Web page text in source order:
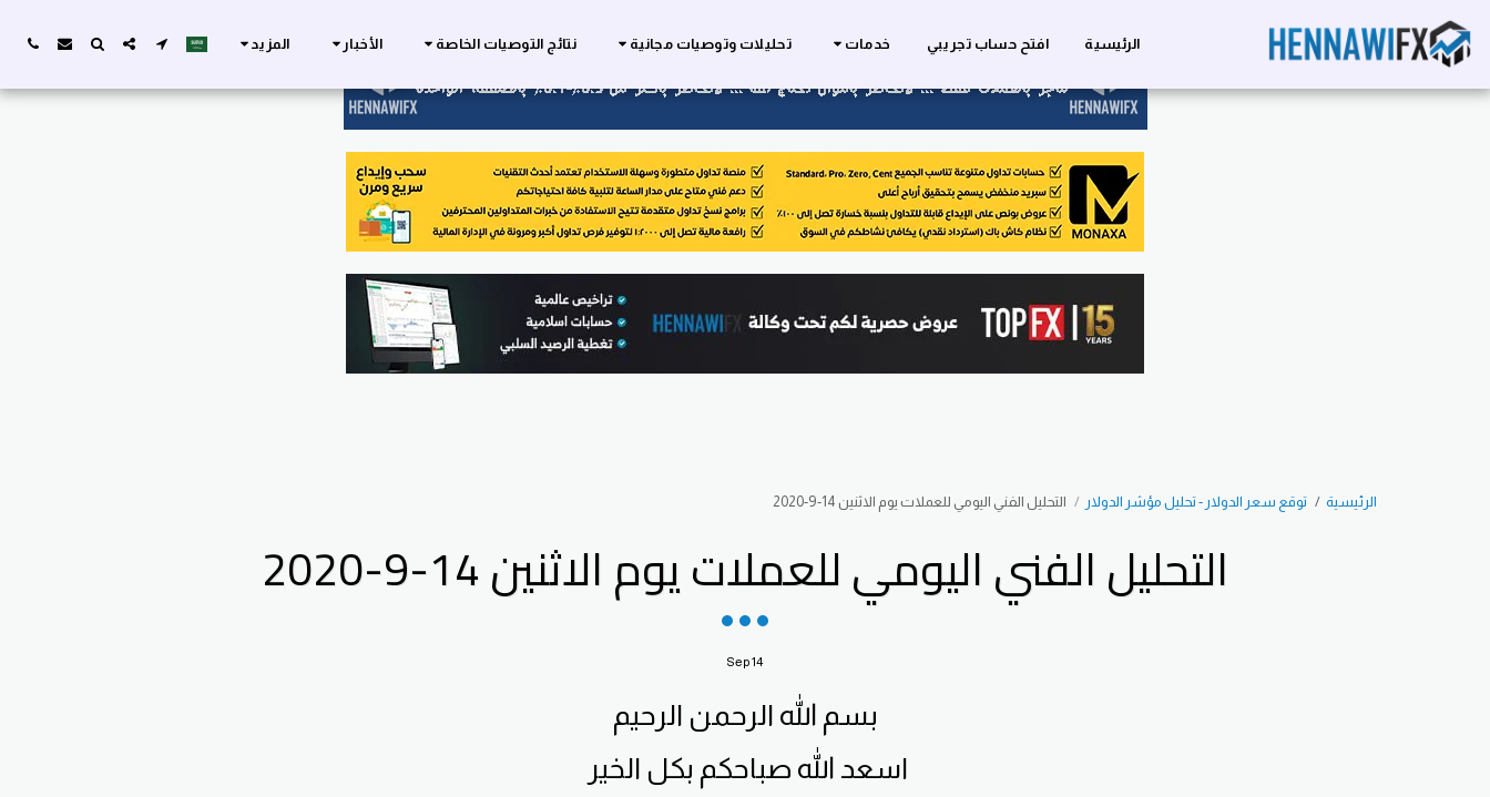
الرئيسية افتح حساب تجريبي خدمات تحليلات وتوصيات مجانية نتائج التوصيات الخاصة الأخبار المزيد
الرئيسية توقع سعر الدولار - تحليل مؤشر الدولار التحليل الفني اليومي للعملات يوم الاثنين 14-9-2020
التحليل الفني اليومي للعملات يوم الاثنين 14-9-2020
14
Sep
بسم الله الرحمن الرحيم
اسعد الله صباحكم بكل الخير